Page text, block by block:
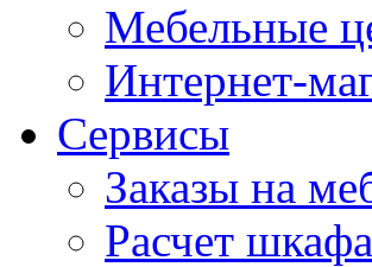
Мебельные
Интернет-
Сервисы
Заказы на
Расчет